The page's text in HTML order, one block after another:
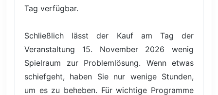
Tag verfügbar.
Schließlich lässt der Kauf am Tag der
Veranstaltung 15. November 2026 wenig
Spielraum zur Problemlösung. Wenn etwas
schiefgeht, haben Sie nur wenige Stunden,
um es zu beheben. Für wichtige Programme